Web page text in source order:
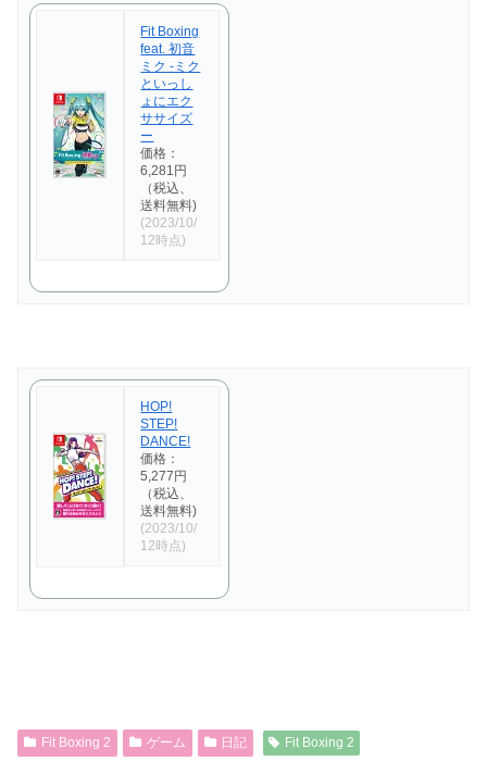
Fit Boxing
feat. 初音
ミク -ミク
といっし
ょにエク
ササイズ
ー
価格：
6,281円
（税込、
送料無料)
(2023/10/
12時点)
HOP!
STEP!
DANCE!
価格：
5,277円
（税込、
送料無料)
(2023/10/
12時点)
Fit Boxing 2 ゲーム 日記
Fit Boxing 2